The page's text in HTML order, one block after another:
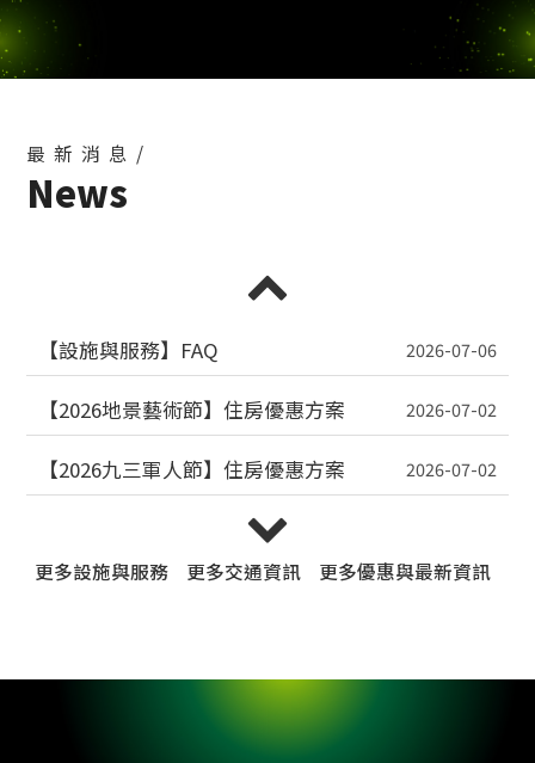
最新消息/
News
【2026地景藝術節】住房優惠方案 2026-07-02
【2026九三軍人節】住房優惠方案 2026-07-02
【115年全民運動會】住房優惠方案 2026-06-09
【2026台灣設計展】住房優惠方案
時租價目表 2026-05-14
職人」Semi-buffet 奢華登場
【桃園好棧】消費滿千抽「舒華樂桃桃」限量行李
更多優惠與最新資訊
更多交通資訊
更多設施與服務